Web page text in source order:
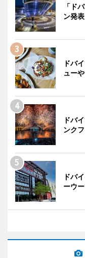
「ド
ン発表
ドバ
ュー
ドバ
ンク
ドバ
ーウ